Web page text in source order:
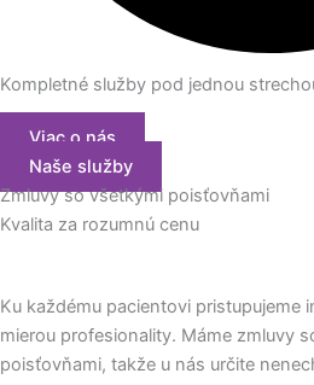
Kompletné služby pod jednou
Viac o nás
Naše služby
Zmluvy so všetkými poisťovňami
Kvalita za rozumnú cenu
Ku každému pacientovi pristupujeme
mierou profesionality. Máme zmluvy
poisťovňami, takže u nás určite